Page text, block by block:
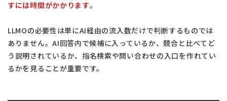
すには時間がかかります。
LLMOの必要性は単にAI経由の流入数だけで判断するものでは
ありません。AI回答内で候補に入っているか、競合と比べてど
う説明されているか、指名検索や問い合わせの入口を作れてい
るかを見ることが重要です。